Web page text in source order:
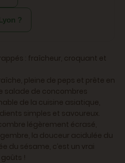
?
: fraîcheur, croquant et
pleine de peps et prête en
salade de concombres
de la cuisine asiatique,
simples et savoureux.
légèrement écrasé,
la douceur acidulée du
du sésame, c’est un vrai
!